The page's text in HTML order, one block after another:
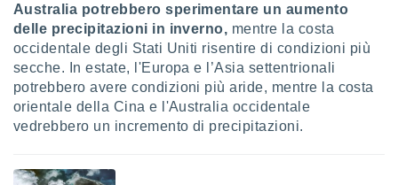
Australia potrebbero sperimentare un aumento
delle precipitazioni in inverno, mentre la costa
occidentale degli Stati Uniti risentire di condizioni più
secche. In estate, l'Europa e l’Asia settentrionali
potrebbero avere condizioni più aride, mentre la costa
orientale della Cina e l'Australia occidentale
vedrebbero un incremento di precipitazioni.